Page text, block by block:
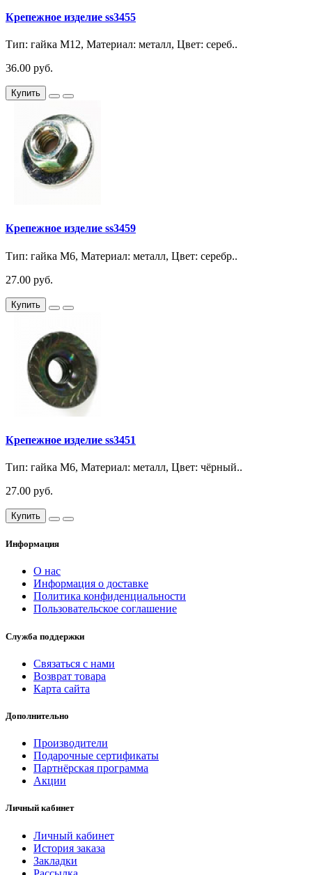
Крепежное изделие ss3455
Тип: гайка М12, Материал: металл, Цвет: сереб..
36.00 руб.
Купить
Крепежное изделие ss3459
Тип: гайка М6, Материал: металл, Цвет: серебр..
27.00 руб.
Купить
Крепежное изделие ss3451
Тип: гайка М6, Материал: металл, Цвет: чёрный..
27.00 руб.
Купить
Информация
О нас
Информация о доставке
Политика конфиденциальности
Пользовательское соглашение
Служба поддержки
Связаться с нами
Возврат товара
Карта сайта
Дополнительно
Производители
Подарочные сертификаты
Партнёрская программа
Акции
Личный кабинет
Личный кабинет
История заказа
Закладки